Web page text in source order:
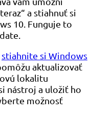
a stiahnuť si
10. Funguje to
stiahnite si Windows
aktualizovať
lokalitu
nástroj a uložiť ho
možnosť